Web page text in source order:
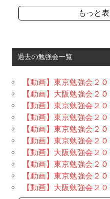
もっと
過去の勉強会一覧
【動画】東京勉強会２
【動画】大阪勉強会２
【動画】東京勉強会２
【動画】東京勉強会２
【動画】東京勉強会２
【動画】東京勉強会２
【動画】大阪勉強会２
【動画】東京勉強会２
【動画】東京勉強会２
【動画】大阪勉強会２